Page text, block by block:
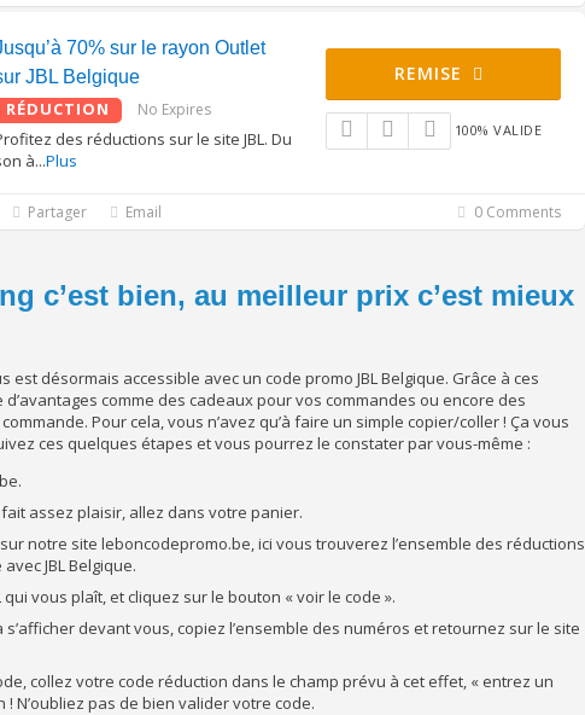
70% sur le rayon Outlet
JBL Belgique
RÉDUCTION No Expires
des réductions sur le site JBL. Du
à...Plus
REMISE
100% VALIDE
Partager Email 0 Comments
c’est bien, au meilleur prix c’est mieux
est désormais accessible avec un code promo JBL Belgique. Grâce à ces
comme des cadeaux pour vos commandes ou encore des
Pour cela, vous n’avez qu’à faire un simple copier/coller ! Ça vous
ces quelques étapes et vous pourrez le constater par vous-même :
assez plaisir, allez dans votre panier.
notre site leboncodepromo.be, ici vous trouverez l’ensemble des réductions
JBL Belgique.
qui vous plaît, et cliquez sur le bouton « voir le code ».
devant vous, copiez l’ensemble des numéros et retournez sur le site
collez votre code réduction dans le champ prévu à cet effet, « entrez un
! N’oubliez pas de bien valider votre code.